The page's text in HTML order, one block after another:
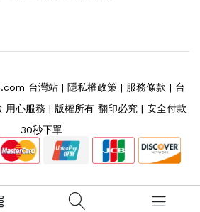
台灣站 | 隱私權政策 | 服務條款 | 台
用心服務 | 版權所有 翻印必究 | 安全付款
30秒下單